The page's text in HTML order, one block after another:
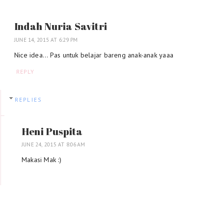
Indah Nuria Savitri
JUNE 14, 2015 AT 6:29 PM
Nice idea... Pas untuk belajar bareng anak-anak yaaa
REPLY
REPLIES
Heni Puspita
JUNE 24, 2015 AT 8:06 AM
Makasi Mak :)